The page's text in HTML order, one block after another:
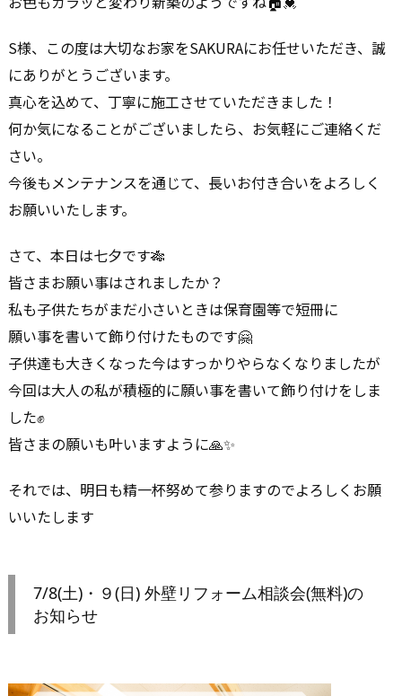
S様、この度は大切なお家をSAKURAにお任せいただき、誠
にありがとうございます。
真心を込めて、丁寧に施工させていただきました！
何か気になることがございましたら、お気軽にご連絡くだ
さい。
今後もメンテナンスを通じて、長いお付き合いをよろしく
お願いいたします。
さて、本日は七夕です🎋
皆さまお願い事はされましたか？
私も子供たちがまだ小さいときは保育園等で短冊に
願い事を書いて飾り付けたものです🤗
子供達も大きくなった今はすっかりやらなくなりましたが
今回は大人の私が積極的に願い事を書いて飾り付けをしま
した✊
皆さまの願いも叶いますように🙏✨
それでは、明日も精一杯努めて参りますのでよろしくお願
いいたします
7/8(土)・９(日) 外壁リフォーム相談会(無料)の
お知らせ